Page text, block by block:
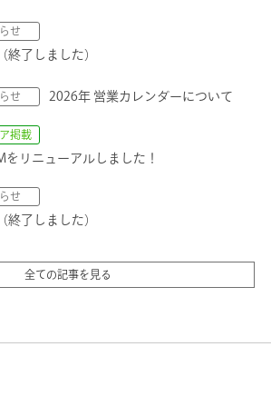
せ
終了しました）
せ 2026年 営業カレンダーについて
掲載
をリニューアルしました！
せ
終了しました）
全ての記事を見る